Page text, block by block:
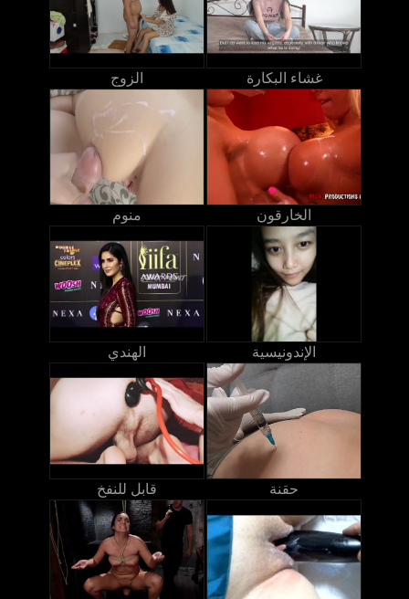
الزوج غشاء البكارة
منوم الخارقون
الهندي الإندونيسية
قابل للنفخ حقنة